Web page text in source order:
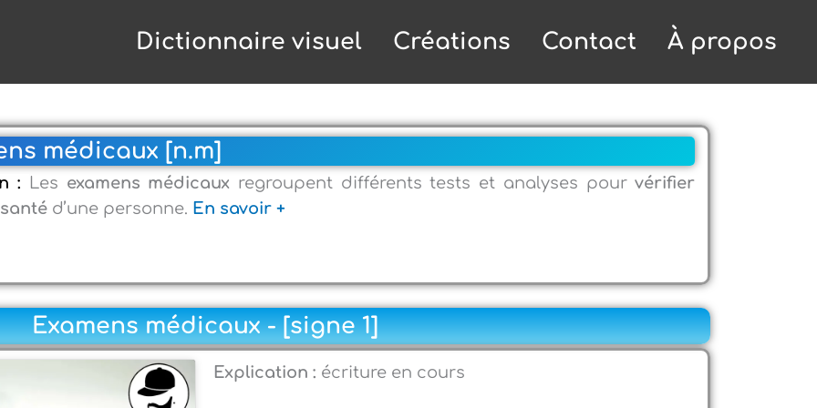
Dictionnaire visuel Créations Contact À propos
médicaux [n.m]
: Les examens médicaux regroupent différents tests et analyses pourvérifier
d’une personne. En savoir +
Examens médicaux - [signe 1]
Explication : écriture en cours